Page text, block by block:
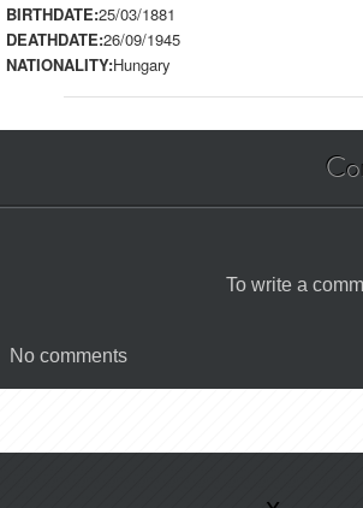
BIRTHDATE:25/03/1881
DEATHDATE:26/09/1945
NATIONALITY:Hungary
To write a
No comments